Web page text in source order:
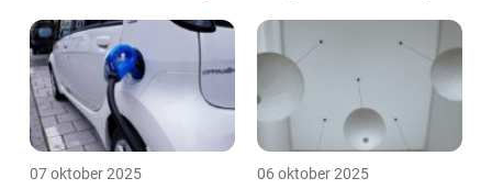
07 oktober 2025 06 oktober 2025